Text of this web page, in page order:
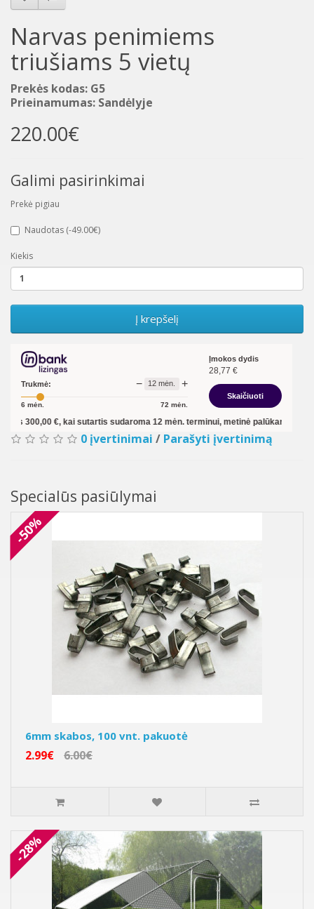
Narvas penimiems
triušiams 5 vietų
Prekės kodas: G5
Prieinamumas: Sandėlyje
220.00€
Galimi pasirinkimai
Prekė pigiau
Naudotas (-49.00€)
Kiekis
Į krepšelį
Trukmė: − 12 mėn. +
6 mėn. 72 mėn.
Įmokos dydis
28,77 €
Skaičiuoti
kai sutartis sudaroma12 mėn. terminui, metinė palūkanų norma –13,90
0 įvertinimai / Parašyti įvertinimą
Specialūs pasiūlymai
-50%
6mm skabos, 100 vnt. pakuotė
2.99€ 6.00€
-28%